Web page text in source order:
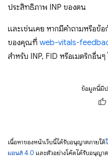
ประสิทธิภาพ INP ของตน
และเช่นเคย หากมีคำถามหรือข้อ
ของคุณที่ web-vitals-
สำหรับ INP, FID หรือเมตริกอื่น
ข้อมูลนี้มีป
เนื้อหาของหน้าเว็บนี้ได้รับอนุญาตภายใต้
มอนส์ 4.0 และตัวอย่างโค้ดได้รับอนุญา